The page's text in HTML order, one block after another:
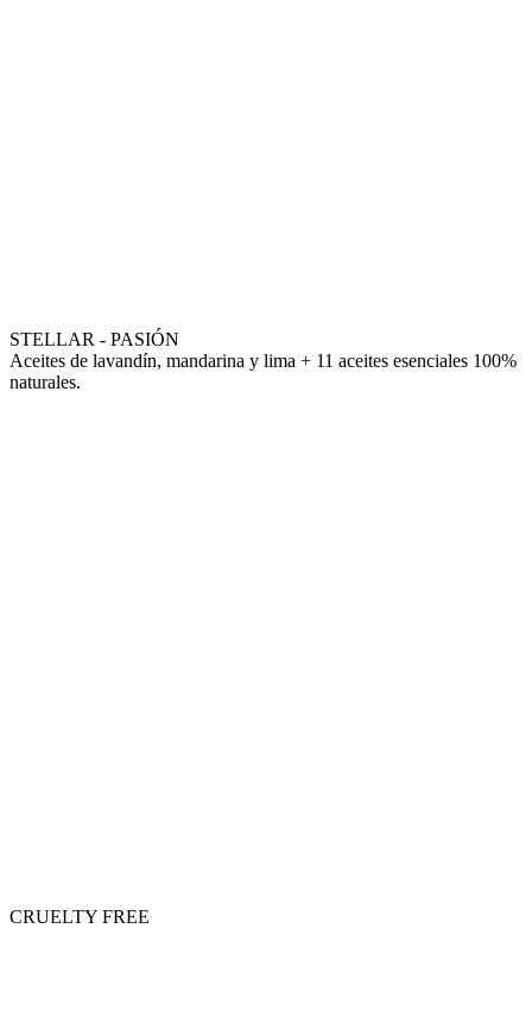
STELLAR - PASIÓN
Aceites de lavandín, mandarina y lima + 11 aceites esenciales 100%
naturales.
CRUELTY FREE